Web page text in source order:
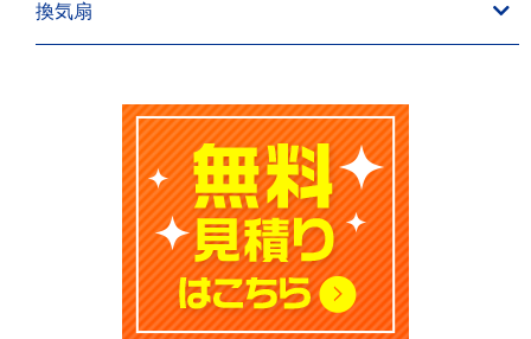
換気扇